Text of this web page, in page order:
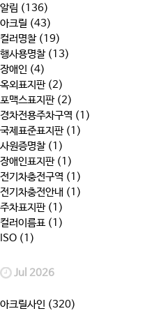
알림 (136)
아크릴 (43)
컬러명찰 (19)
행사용명찰 (13)
장애인 (4)
옥외표지판 (2)
포맥스표지판 (2)
경차전용주차구역 (1)
국제표준표지판 (1)
사원증명찰 (1)
장애인표지판 (1)
전기차충전구역 (1)
전기차충전안내 (1)
주차표지판 (1)
컬러이름표 (1)
ISO (1)
Jul 2026
아크릴사인 (320)